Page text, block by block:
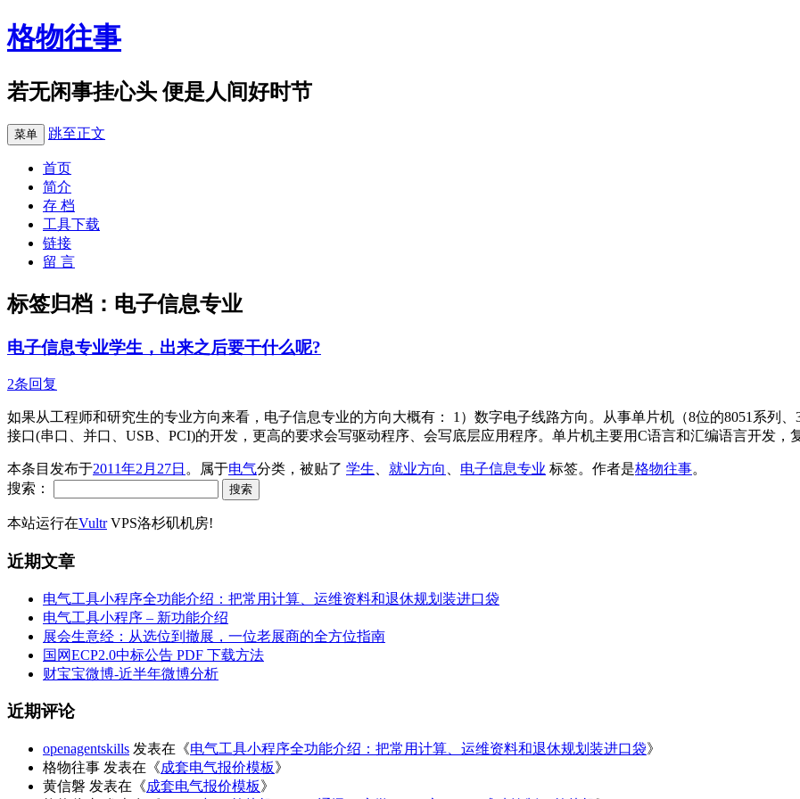
格物往事
若无闲事挂心头 便是人间好时节
菜单 跳至正文
首页
简介
存 档
工具下载
链接
留 言
标签归档： 电子信息专业
电子信息专业学生，出来之后要干什么呢?
2条回复
如果从工程师和研究生的专业方向来看，电子信息专业的方向大概有： 1）数字电子线路方向。从事单片机（8位的8051系列
接口(串口、并口、USB、PCI)的开发，更高的要求会写驱动程序、会写底层应用程序。单片机主要用C语言和汇编语言开发
本条目发布于2011年2月27日 。属于电气分类，被贴了 学生 就业方向 电子信息专业 标签。 作者是格物往事。
搜索：
本站运行在VultrVPS洛杉矶机房!
近期文章
电气工具小程序全功能介绍：把常用计算、运维资料和退休规划装进口袋
电气工具小程序 – 新功能介绍
展会生意经：从选位到撤展，一位老展商的全方位指南
国网ECP2.0中标公告 PDF 下载方法
财宝宝微博-近半年微博分析
近期评论
openagentskills 发表在《电气工具小程序全功能介绍：把常用计算、运维资料和退休规划装进口袋》
格物往事 发表在《成套电气报价模板》
黄信磐 发表在《成套电气报价模板》